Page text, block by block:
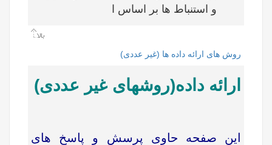
و استنباط ها بر اساس ا
روش های ارائه داده ها (غیر عددی)
ارائه داده(روشهای غیر عددی)
این صفحه حاوی پرسش و پاسخ های